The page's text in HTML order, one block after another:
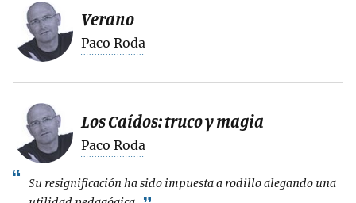
Paco Roda
Verano
Paco Roda
Los Caídos: truco y magia
Su resignificación ha sido impuesta a rodillo alegando una